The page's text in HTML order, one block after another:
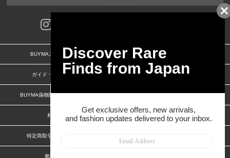
BUYMAスタートガイド 安心への取り組み
ガイド・お問い合わせ かんたん購入ガイド
BUYMA偽物販売防止の取り組み BUYMA CARD
利用規約 プライバシー
特定商取引法に関する表記
脆弱性報告